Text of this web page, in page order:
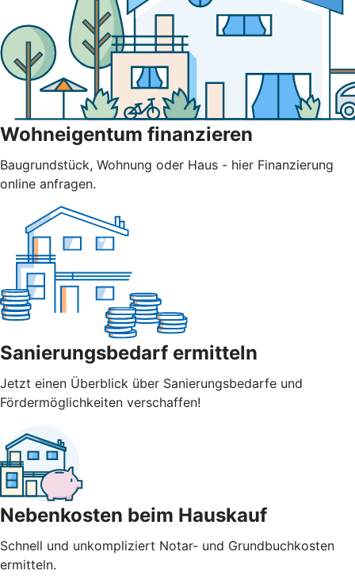
Wohneigentum finanzieren
Baugrundstück, Wohnung oder Haus - hier Finanzierung
online anfragen.
Sanierungsbedarf ermitteln
Jetzt einen Überblick über Sanierungsbedarfe und
Fördermöglichkeiten verschaffen!
Nebenkosten beim Hauskauf
Schnell und unkompliziert Notar- und Grundbuchkosten
ermitteln.